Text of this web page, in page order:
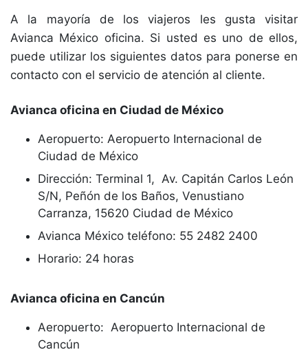
A la mayoría de los viajeros les gusta visitar
Avianca México oficina. Si usted es uno de ellos,
puede utilizar los siguientes datos para ponerse en
contacto con el servicio de atención al cliente.
Avianca oficina en Ciudad de México
Aeropuerto: Aeropuerto Internacional de
Ciudad de México
Dirección: Terminal 1, Av. Capitán Carlos León
S/N, Peñón de los Baños, Venustiano
Carranza, 15620 Ciudad de México
Avianca México teléfono: 55 2482 2400
Horario: 24 horas
Avianca oficina en Cancún
Aeropuerto: Aeropuerto Internacional de
Cancún